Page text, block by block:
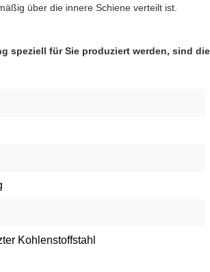
über die innere Schiene verteilt ist.
speziell für Sie produziert werden, sind
Kohlenstoffstahl